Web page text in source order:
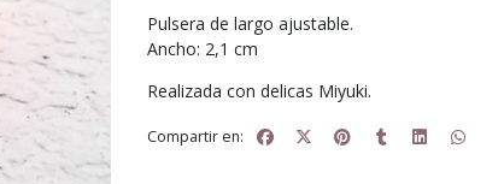
Pulsera de largo ajustable.
Ancho: 2,1 cm
Realizada con delicas Miyuki.
Compartir en: